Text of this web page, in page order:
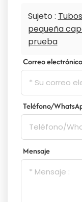
Sujeto :
pequeña
prueba
Correo electrónico
Teléfono/
Mensaje